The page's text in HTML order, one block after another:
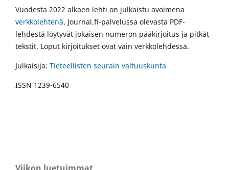
Vuodesta 2022 alkaen lehti on julkaistu avoimena
verkkolehtenä. Journal.fi-palvelussa olevasta PDF-
lehdestä löytyvät jokaisen numeron pääkirjoitus ja pitkät
tekstit. Loput kirjoitukset ovat vain verkkolehdessä.
Julkaisija: Tieteellisten seurain valtuuskunta
ISSN 1239-6540